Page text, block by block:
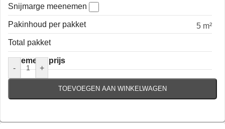
Snijmarge meenemen
Pakinhoud per pakket
5 m²
Total pakket
Algemene prijs
-
+
TOEVOEGEN AAN WINKELWAGEN